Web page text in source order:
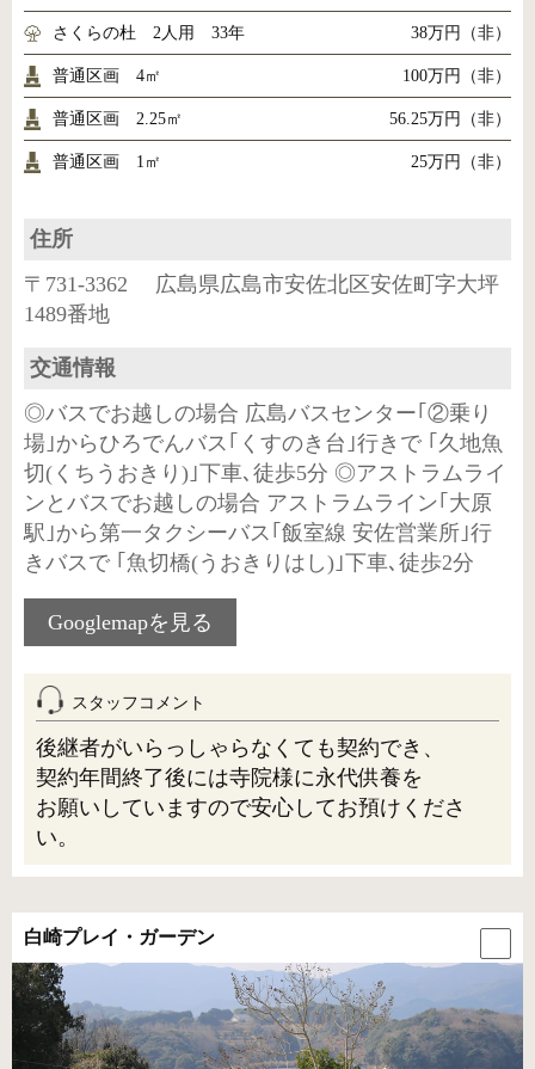
さくらの杜 2人用 33年 38万円（非）
普通区画 4㎡ 100万円（非）
普通区画 2.25㎡ 56.25万円（非）
普通区画 1㎡ 25万円（非）
住所
〒731-3362 広島県広島市安佐北区安佐町字大坪
1489番地
交通情報
◎バスでお越しの場合 広島バスセンター｢②乗り
場｣からひろでんバス｢くすのき台｣行きで ｢久地魚
切(くちうおきり)｣下車､徒歩5分 ◎アストラムライ
ンとバスでお越しの場合 アストラムライン｢大原
駅｣から第一タクシーバス｢飯室線 安佐営業所｣行
きバスで ｢魚切橋(うおきりはし)｣下車､徒歩2分
Googlemapを見る
スタッフコメント
後継者がいらっしゃらなくても契約でき、
契約年間終了後には寺院様に永代供養を
お願いしていますので安心してお預けくださ
い。
白崎プレイ・ガーデン